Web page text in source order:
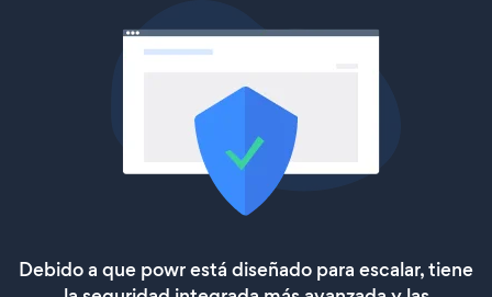
Debido a que powr está diseñado para escalar, tiene